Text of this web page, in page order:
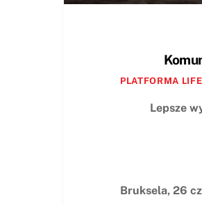
PLATFORMA LIFE
Lepsze
Bruksela, 26